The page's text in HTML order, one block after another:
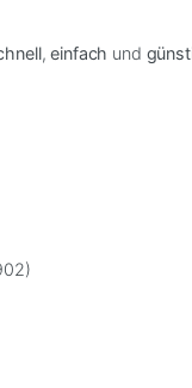
,einfach und